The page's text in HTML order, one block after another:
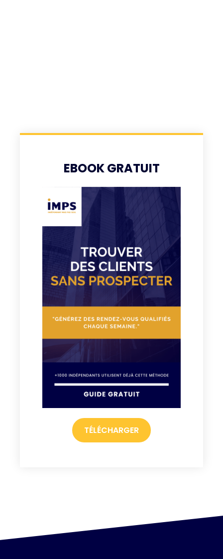
EBOOK GRATUIT
TÉLÉCHARGER